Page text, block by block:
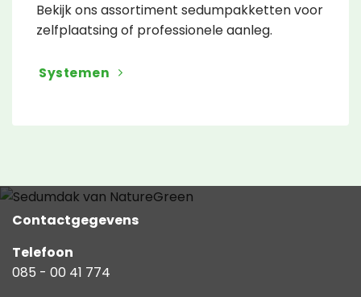
Bekijk ons assortiment sedumpakketten voor
zelfplaatsing of professionele aanleg.
Systemen
Contactgegevens
Telefoon
085 - 00 41 774